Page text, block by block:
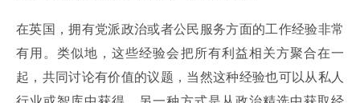
在英国，拥有党派政治或者公民服务方面的工作经验非常
有用。类似地，这些经验会把所有利益相关方聚合在一
起，共同讨论有价值的议题，当然这种经验也可以从私人